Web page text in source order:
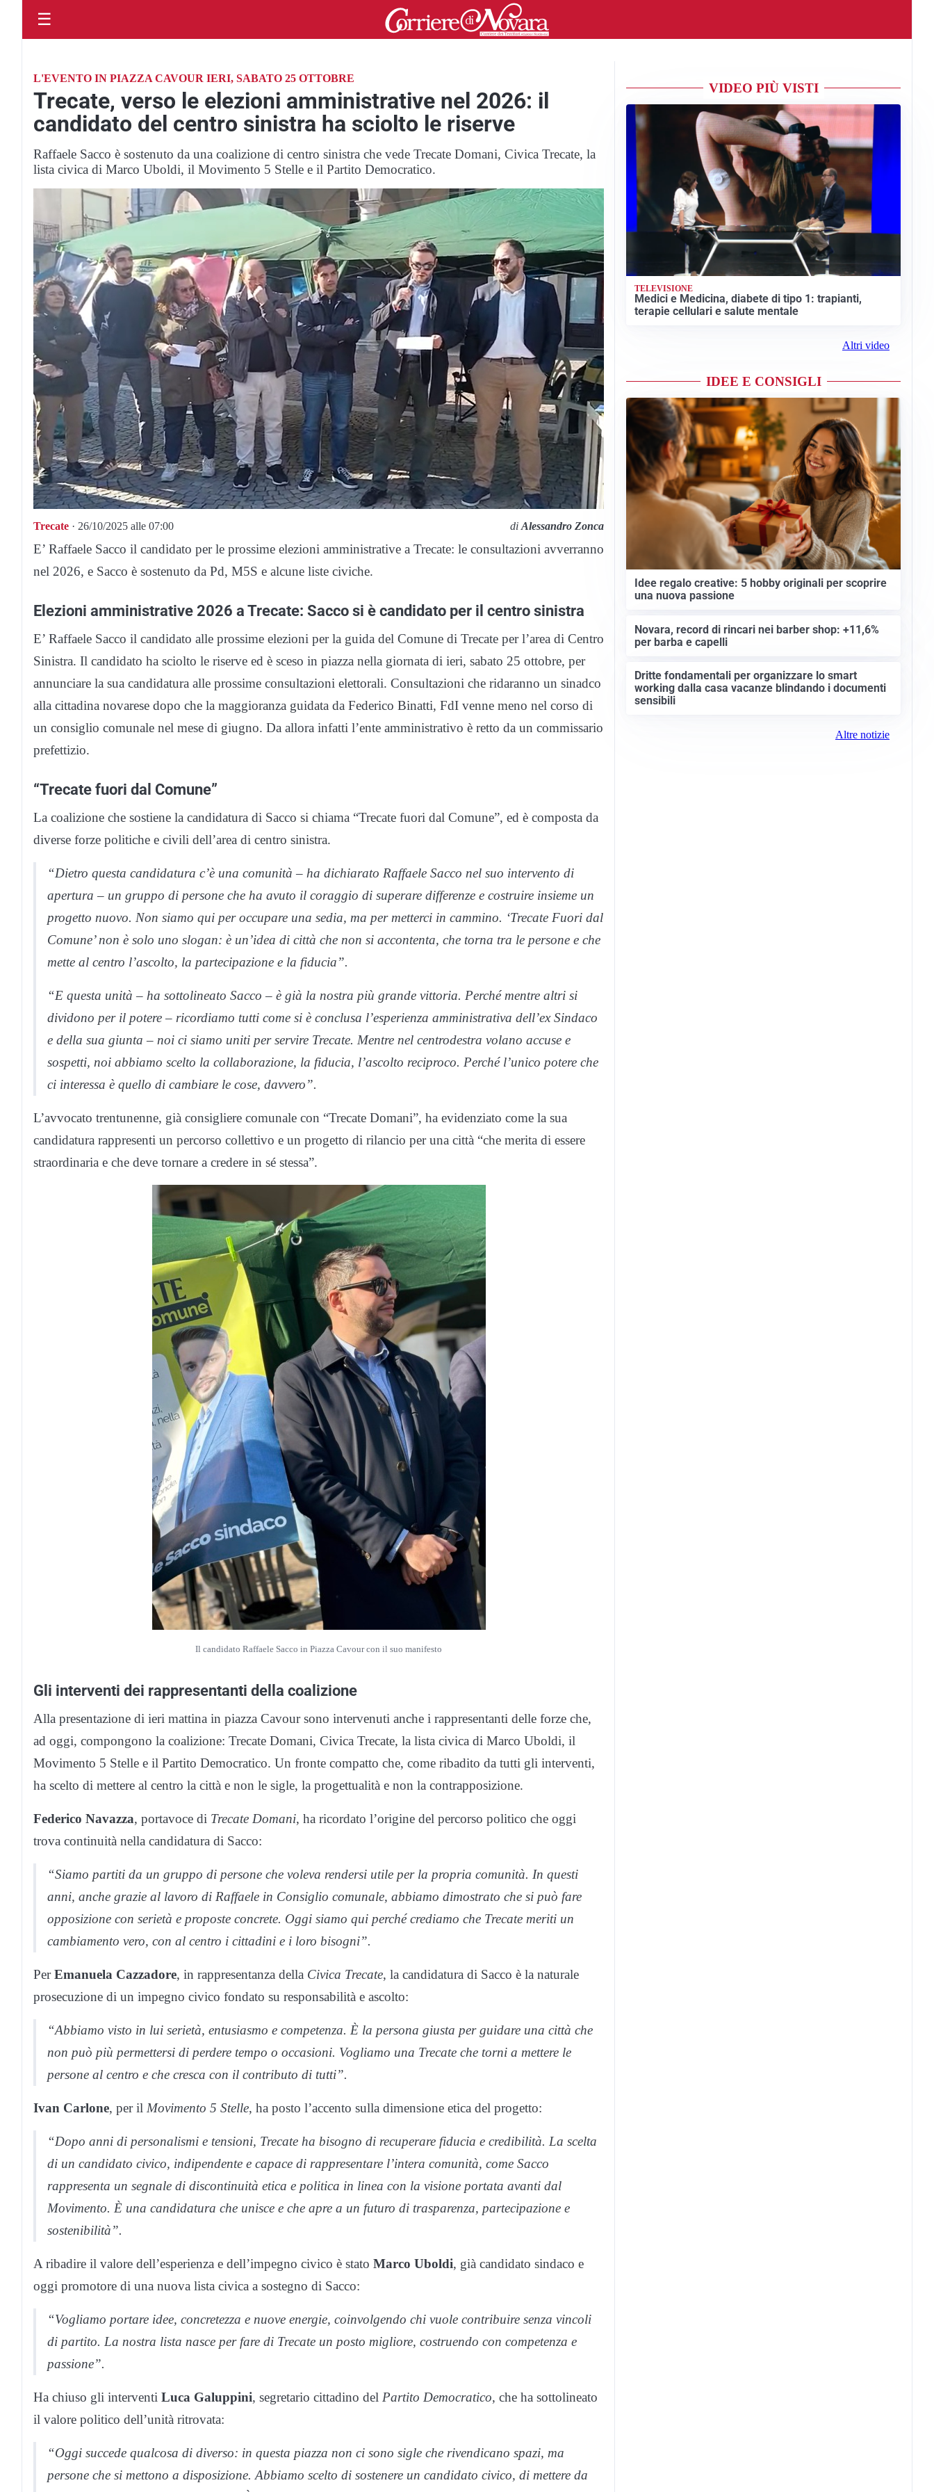
☰
L'EVENTO IN PIAZZA CAVOUR IERI, SABATO 25 OTTOBRE
Trecate, verso le elezioni amministrative nel 2026: il
candidato del centro sinistra ha sciolto le riserve
Raffaele Sacco è sostenuto da una coalizione di centro sinistra che vede Trecate Domani, Civica Trecate, la
lista civica di Marco Uboldi, il Movimento 5 Stelle e il Partito Democratico.
Trecate · 26/10/2025 alle 07:00 diAlessandro Zonca
E’ Raffaele Sacco il candidato per le prossime elezioni amministrative a Trecate: le consultazioni avverranno
nel 2026, e Sacco è sostenuto da Pd, M5S e alcune liste civiche.
Elezioni amministrative 2026 a Trecate: Sacco si è candidato per il centro sinistra
E’ Raffaele Sacco il candidato alle prossime elezioni per la guida del Comune di Trecate per l’area di Centro
Sinistra. Il candidato ha sciolto le riserve ed è sceso in piazza nella giornata di ieri, sabato 25 ottobre, per
annunciare la sua candidatura alle prossime consultazioni elettorali. Consultazioni che ridaranno un sinadco
alla cittadina novarese dopo che la maggioranza guidata da Federico Binatti, FdI venne meno nel corso di
un consiglio comunale nel mese di giugno. Da allora infatti l’ente amministrativo è retto da un commissario
prefettizio.
“Trecate fuori dal Comune”
La coalizione che sostiene la candidatura di Sacco si chiama “Trecate fuori dal Comune”, ed è composta da
diverse forze politiche e civili dell’area di centro sinistra.
“Dietro questa candidatura c’è una comunità – ha dichiarato Raffaele Sacco nel suo intervento di
apertura – un gruppo di persone che ha avuto il coraggio di superare differenze e costruire insieme un
progetto nuovo. Non siamo qui per occupare una sedia, ma per metterci in cammino. ‘Trecate Fuori dal
Comune’ non è solo uno slogan: è un’idea di città che non si accontenta, che torna tra le persone e che
mette al centro l’ascolto, la partecipazione e la fiducia”.
“E questa unità – ha sottolineato Sacco – è già la nostra più grande vittoria. Perché mentre altri si
dividono per il potere – ricordiamo tutti come si è conclusa l’esperienza amministrativa dell’ex Sindaco
e della sua giunta – noi ci siamo uniti per servire Trecate. Mentre nel centrodestra volano accuse e
sospetti, noi abbiamo scelto la collaborazione, la fiducia, l’ascolto reciproco. Perché l’unico potere che
ci interessa è quello di cambiare le cose, davvero”.
L’avvocato trentunenne, già consigliere comunale con “Trecate Domani”, ha evidenziato come la sua
candidatura rappresenti un percorso collettivo e un progetto di rilancio per una città “che merita di essere
straordinaria e che deve tornare a credere in sé stessa”.
Il candidato Raffaele Sacco in Piazza Cavour con il suo manifesto
Gli interventi dei rappresentanti della coalizione
Alla presentazione di ieri mattina in piazza Cavour sono intervenuti anche i rappresentanti delle forze che,
ad oggi, compongono la coalizione: Trecate Domani, Civica Trecate, la lista civica di Marco Uboldi, il
Movimento 5 Stelle e il Partito Democratico. Un fronte compatto che, come ribadito da tutti gli interventi,
ha scelto di mettere al centro la città e non le sigle, la progettualità e non la contrapposizione.
Federico Navazza, portavoce di Trecate Domani, ha ricordato l’origine del percorso politico che oggi
trova continuità nella candidatura di Sacco:
“Siamo partiti da un gruppo di persone che voleva rendersi utile per la propria comunità. In questi
anni, anche grazie al lavoro di Raffaele in Consiglio comunale, abbiamo dimostrato che si può fare
opposizione con serietà e proposte concrete. Oggi siamo qui perché crediamo che Trecate meriti un
cambiamento vero, con al centro i cittadini e i loro bisogni”.
PerEmanuela Cazzadore, in rappresentanza della Civica Trecate, la candidatura di Sacco è la naturale
prosecuzione di un impegno civico fondato su responsabilità e ascolto:
“Abbiamo visto in lui serietà, entusiasmo e competenza. È la persona giusta per guidare una città che
non può più permettersi di perdere tempo o occasioni. Vogliamo una Trecate che torni a mettere le
persone al centro e che cresca con il contributo di tutti”.
Ivan Carlone, per il Movimento 5 Stelle, ha posto l’accento sulla dimensione etica del progetto:
“Dopo anni di personalismi e tensioni, Trecate ha bisogno di recuperare fiducia e credibilità. La scelta
di un candidato civico, indipendente e capace di rappresentare l’intera comunità, come Sacco
rappresenta un segnale di discontinuità etica e politica in linea con la visione portata avanti dal
Movimento. È una candidatura che unisce e che apre a un futuro di trasparenza, partecipazione e
sostenibilità”.
A ribadire il valore dell’esperienza e dell’impegno civico è stato Marco Uboldi, già candidato sindaco e
oggi promotore di una nuova lista civica a sostegno di Sacco:
“Vogliamo portare idee, concretezza e nuove energie, coinvolgendo chi vuole contribuire senza vincoli
di partito. La nostra lista nasce per fare di Trecate un posto migliore, costruendo con competenza e
passione”.
Ha chiuso gli interventi Luca Galuppini, segretario cittadino del Partito Democratico, che ha sottolineato
il valore politico dell’unità ritrovata:
“Oggi succede qualcosa di diverso: in questa piazza non ci sono sigle che rivendicano spazi, ma
persone che si mettono a disposizione. Abbiamo scelto di sostenere un candidato civico, di mettere da
VIDEO PIÙ VISTI
TELEVISIONE
Medici e Medicina, diabete di tipo 1: trapianti,
terapie cellulari e salute mentale
Altri video
IDEE E CONSIGLI
Idee regalo creative: 5 hobby originali per scoprire
una nuova passione
Novara, record di rincari nei barber shop: +11,6%
per barba e capelli
Dritte fondamentali per organizzare lo smart
working dalla casa vacanze blindando i documenti
sensibili
Altre notizie